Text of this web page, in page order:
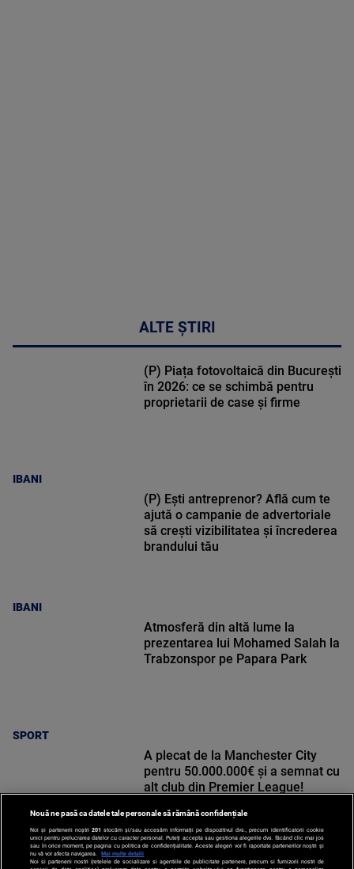
ALTE ȘTIRI
IBANI
(P) Piața fotovoltaică din București
în 2026: ce se schimbă pentru
proprietarii de case și firme
IBANI
(P) Ești antreprenor? Află cum te
ajută o campanie de advertoriale
să crești vizibilitatea și încrederea
brandului tău
SPORT
Atmosferă din altă lume la
prezentarea lui Mohamed Salah la
Trabzonspor pe Papara Park
SPORT
A plecat de la Manchester City
pentru 50.000.000€ și a semnat cu
alt club din Premier League!
Nouă ne pasă ca datele tale personale să rămână confidențiale
Noi și partenerii noștri 201 stocăm și/sau accesăm informații pe dispozitivul dvs., precum identificatorii cookie
unici pentru prelucrarea datelor cu caracter personal. Puteți accepta sau gestiona alegerile dvs. făcând clic mai jos
sau în orice moment, pe pagina cu politica de confidențialitate. Aceste alegeri vor fi raportate partenerilor noștri și
nu vă vor afecta navigarea.
Mai multe detalii
Noi si partenerii nostri (retelele de socializare si agentiile de publicitate partenere, precum si furnizorii nostri de